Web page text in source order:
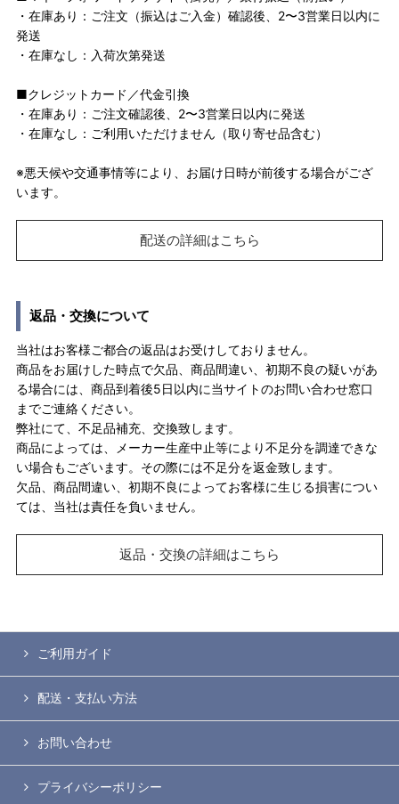
・在庫あり：ご注文（振込はご入金）確認後、2〜3営業日以内に
発送
・在庫なし：入荷次第発送
■クレジットカード／代金引換
・在庫あり：ご注文確認後、2〜3営業日以内に発送
・在庫なし：ご利用いただけません（取り寄せ品含む）
※悪天候や交通事情等により、お届け日時が前後する場合がござ
います。
配送の詳細はこちら
返品・交換について
当社はお客様ご都合の返品はお受けしておりません。
商品をお届けした時点で欠品、商品間違い、初期不良の疑いがあ
る場合には、商品到着後5日以内に当サイトのお問い合わせ窓口
までご連絡ください。
弊社にて、不足品補充、交換致します。
商品によっては、メーカー生産中止等により不足分を調達できな
い場合もございます。その際には不足分を返金致します。
欠品、商品間違い、初期不良によってお客様に生じる損害につい
ては、当社は責任を負いません。
返品・交換の詳細はこちら
ご利用ガイド
配送・支払い方法
お問い合わせ
プライバシーポリシー